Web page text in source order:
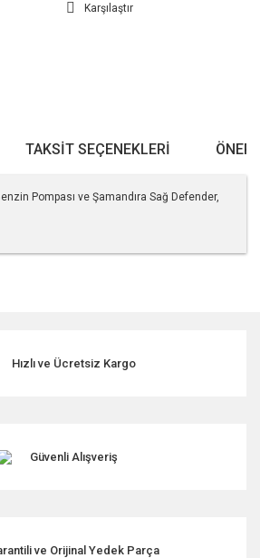
Karşılaştır
TAKSIT SEÇENEKLERI
Pompası ve Şamandıra Sağ Defender,
bozuk veya görüntülenemiyor.
daha pahalı.
Hızlı ve Ücretsiz Kargo
Güvenli Alışveriş
ve Orijinal Yedek Parça